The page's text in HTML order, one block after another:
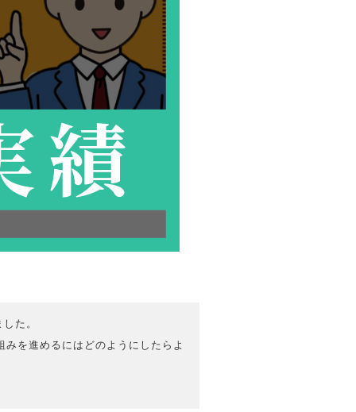
た。
を進めるにはどのようにしたらよ